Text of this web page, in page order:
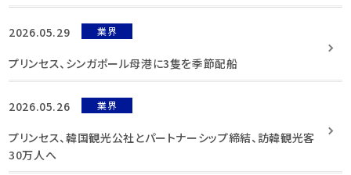
2026.05.29 業界
プリンセス、シンガポール母港に3隻を季節配船
2026.05.26 業界
プリンセス、韓国観光公社とパートナーシップ締結、訪韓観光客
30万人へ